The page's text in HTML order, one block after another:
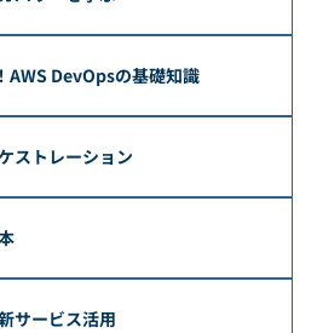
AWS DevOpsの基礎知識
ストレーション
サービス活用